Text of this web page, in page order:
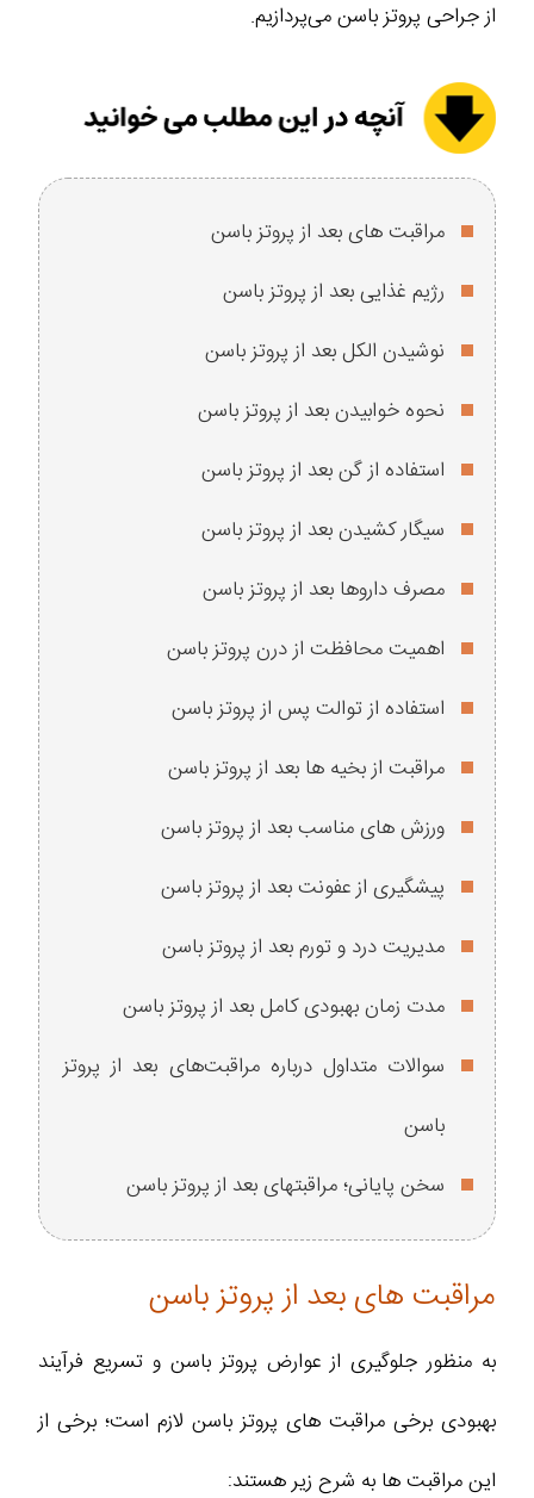
از جراحی پروتز باسن می‌پردازیم.
مراقبت های بعد از پروتز باسن
رژیم غذایی بعد از پروتز باسن
نوشیدن الکل بعد از پروتز باسن
نحوه خوابیدن بعد از پروتز باسن
استفاده از گن بعد از پروتز باسن
سیگار کشیدن بعد از پروتز باسن
مصرف داروها بعد از پروتز باسن
اهمیت محافظت از درن پروتز باسن
استفاده از توالت پس از پروتز باسن
مراقبت از بخیه ها بعد از پروتز باسن
ورزش های مناسب بعد از پروتز باسن
پیشگیری از عفونت بعد از پروتز باسن
مدیریت درد و تورم بعد از پروتز باسن
مدت زمان بهبودی کامل بعد از پروتز باسن
سوالات متداول درباره مراقبت‌های بعد از پروتز
باسن
سخن پایانی؛ مراقبتهای بعد از پروتز باسن
مراقبت های بعد از پروتز باسن
به منظور جلوگیری از عوارض پروتز باسن و تسریع فرآیند
بهبودی برخی مراقبت های پروتز باسن لازم است؛ برخی از
این مراقبت ها به شرح زیر هستند: